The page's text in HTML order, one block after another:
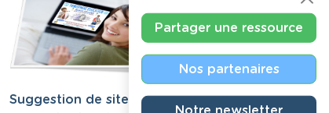
Suggestion de site éducatif
Partager une ressource
Nos partenaires
Notre newsletter